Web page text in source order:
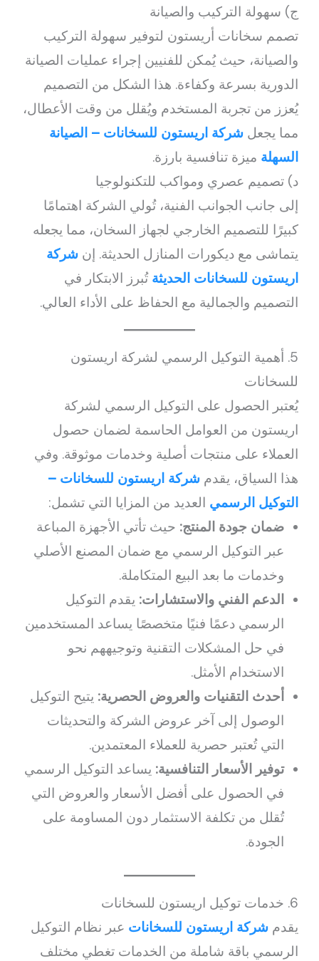
ج) سهولة التركيب والصيانة
تصمم سخانات أريستون لتوفير سهولة التركيب
والصيانة، حيث يُمكن للفنيين إجراء عمليات الصيانة
الدورية بسرعة وكفاءة. هذا الشكل من التصميم
يُعزز من تجربة المستخدم ويُقلل من وقت الأعطال،
مما يجعلشركة اريستون للسخانات – الصيانة
السهلة ميزة تنافسية بارزة.
د) تصميم عصري ومواكب للتكنولوجيا
إلى جانب الجوانب الفنية، تُولي الشركة اهتمامًا
كبيرًا للتصميم الخارجي لجهاز السخان، مما يجعله
يتماشى مع ديكورات المنازل الحديثة. إنشركة
اريستون للسخانات الحديثة تُبرز الابتكار في
التصميم والجمالية مع الحفاظ على الأداء العالي.
5. أهمية التوكيل الرسمي لشركة اريستون
للسخانات
يُعتبر الحصول على التوكيل الرسمي لشركة
اريستون من العوامل الحاسمة لضمان حصول
العملاء على منتجات أصلية وخدمات موثوقة. وفي
هذا السياق، يقدمشركة اريستون للسخانات –
التوكيل الرسمي العديد من المزايا التي تشمل:
ضمان جودة المنتج: حيث تأتي الأجهزة المباعة
عبر التوكيل الرسمي مع ضمان المصنع الأصلي
وخدمات ما بعد البيع المتكاملة.
الدعم الفني والاستشارات: يقدم التوكيل
الرسمي دعمًا فنيًا متخصصًا يساعد المستخدمين
في حل المشكلات التقنية وتوجيههم نحو
الاستخدام الأمثل.
أحدث التقنيات والعروض الحصرية: يتيح التوكيل
الوصول إلى آخر عروض الشركة والتحديثات
التي تُعتبر حصرية للعملاء المعتمدين.
توفير الأسعار التنافسية: يساعد التوكيل الرسمي
في الحصول على أفضل الأسعار والعروض التي
تُقلل من تكلفة الاستثمار دون المساومة على
الجودة.
6. خدمات توكيل اريستون للسخانات
يقدمشركة اريستون للسخانات عبر نظام التوكيل
الرسمي باقة شاملة من الخدمات تغطي مختلف